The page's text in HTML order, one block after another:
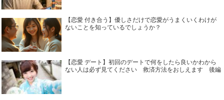
【恋愛 付き合う】優しさだけで恋愛がうまくいくわけが
ないことを知っているでしょうか？
【恋愛 デート】初回のデートで何をしたら良いかわから
ない人は必ず見てください 救済方法をおしえます 後編